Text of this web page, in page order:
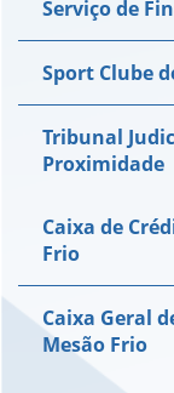
Serviço de
Sport Clube
Tribunal
Proximidade
Caixa de
Frio
Caixa Geral
Mesão Frio